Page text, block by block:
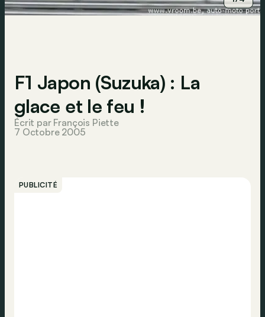
F1 Japon (Suzuka) : La
glace et le feu !
Écrit par François Piette
7 Octobre 2005
PUBLICITÉ